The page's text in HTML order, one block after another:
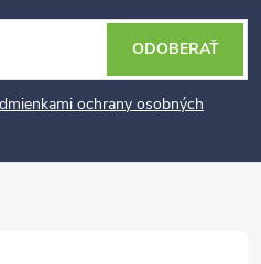
ochrany osobných
ODOBERAŤ